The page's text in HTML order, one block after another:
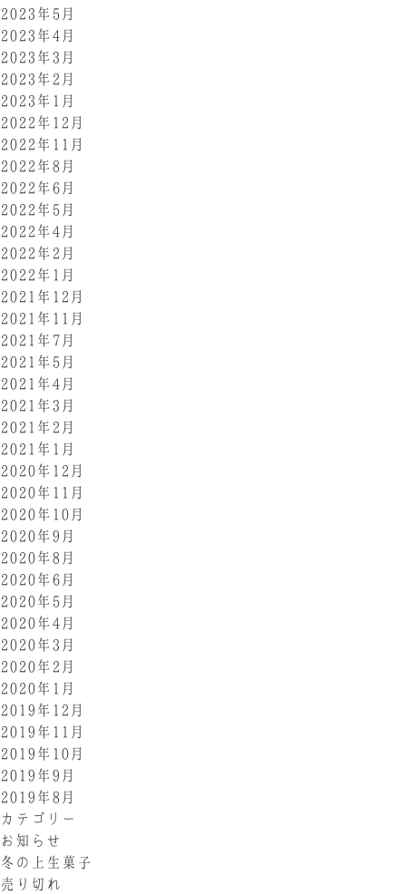
2023年5月
2023年4月
2023年3月
2023年2月
2023年1月
2022年12月
2022年11月
2022年8月
2022年6月
2022年5月
2022年4月
2022年2月
2022年1月
2021年12月
2021年11月
2021年7月
2021年5月
2021年4月
2021年3月
2021年2月
2021年1月
2020年12月
2020年11月
2020年10月
2020年9月
2020年8月
2020年6月
2020年5月
2020年4月
2020年3月
2020年2月
2020年1月
2019年12月
2019年11月
2019年10月
2019年9月
2019年8月
カテゴリー
お知らせ
冬の上生菓子
売り切れ